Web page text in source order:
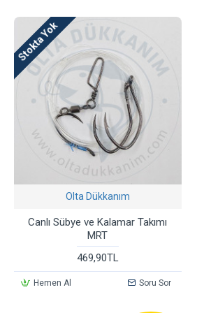
Stokta Yok
Olta Dükkanım
Canlı Sübye ve Kalamar Takımı
MRT
469,90TL
Hemen Al Soru Sor